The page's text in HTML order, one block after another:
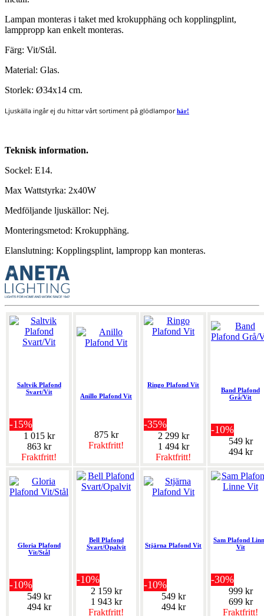
Lampan monteras i taket med krokupphäng och kopplingplint,
lamppropp kan enkelt monteras.
Färg: Vit/Stål.
Material: Glas.
Storlek: Ø34x14 cm.
Ljuskälla ingår ej du hittar vårt sortiment på glödlamporhär!
Teknisk information.
Sockel: E14.
Max Wattstyrka: 2x40W
Medföljande ljuskällor: Nej.
Monteringsmetod: Krokupphäng.
Elanslutning: Kopplingsplint, lampropp kan monteras.
Saltvik Plafond
Svart/Vit
-15%
1 015 kr
863 kr
Fraktfritt!
Anillo Plafond Vit
875 kr
Fraktfritt!
Ringo Plafond Vit
-35%
2 299 kr
1 494 kr
Fraktfritt!
Band Plafond
Grå/Vit
-10%
549 kr
494 kr
Gloria Plafond
Vit/Stål
-10%
549 kr
494 kr
Bell Plafond
Svart/Opalvit
-10%
2 159 kr
1 943 kr
Fraktfritt!
Stjärna Plafond Vit
-10%
549 kr
494 kr
Sam Plafond
Vit
-30%
999 kr
699 kr
Fraktfritt!